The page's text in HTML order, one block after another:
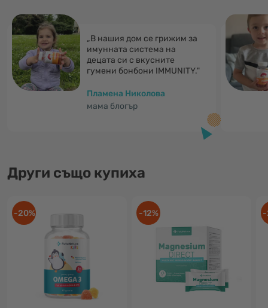
„В нашия дом се грижим за
имунната система на
децата си с вкусните
гумени бонбони IMMUNITY."
Пламена Николова
мама блогър
Други също купиха
-20% -12% -